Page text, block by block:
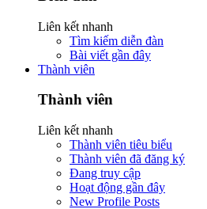
Liên kết nhanh
Tìm kiếm diễn đàn
Bài viết gần đây
Thành viên
Thành viên
Liên kết nhanh
Thành viên tiêu biểu
Thành viên đã đăng ký
Đang truy cập
Hoạt động gần đây
New Profile Posts